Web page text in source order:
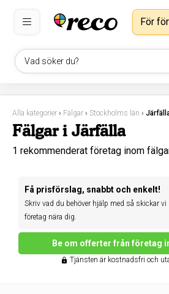
Vad söker du?
För
Alla kategorier › Fälgar › Stockholms län ›
Fälgar i Järfälla
1 rekommenderat företag inom
Få prisförslag, snabbt och enkelt!
Skriv vad du behöver hjälp med så skickar
företag nära dig.
Be om offerter från företag
Tjänsten är kostnadsfri och